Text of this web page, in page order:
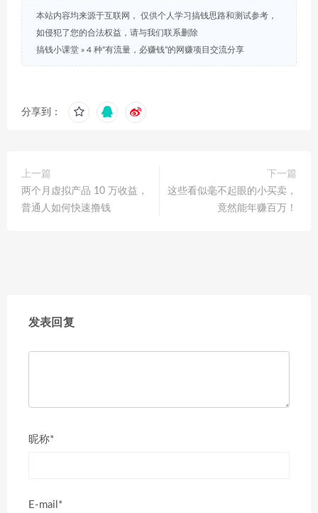
本站内容均来源于互联网， 仅供个人学习搞钱思路和测试参考，
如侵犯了您的合法权益，请与我们联系删除
搞钱小课堂 » 4 种“有流量，必赚钱”的网赚项目交流分享
分享到：
上一篇
两个月虚拟产品 10 万收益，
普通人如何快速撸钱
下一篇
这些看似毫不起眼的小买卖，
竟然能年赚百万！
发表回复
昵称*
E-mail*